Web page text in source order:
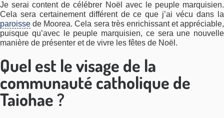
Je serai content de célébrer Noël avec le peuple marquisien.
Cela sera certainement différent de ce que j’ai vécu dans la
paroisse de Moorea. Cela sera très enrichissant et appréciable,
puisque qu’avec le peuple marquisien, ce sera une nouvelle
manière de présenter et de vivre les fêtes de Noël.
Quel est le visage de la
communauté catholique de
Taiohae ?